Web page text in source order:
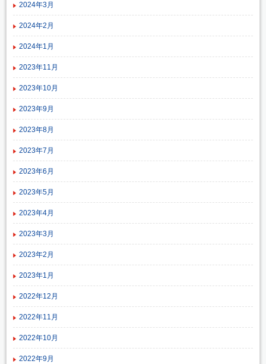
2024年3月
2024年2月
2024年1月
2023年11月
2023年10月
2023年9月
2023年8月
2023年7月
2023年6月
2023年5月
2023年4月
2023年3月
2023年2月
2023年1月
2022年12月
2022年11月
2022年10月
2022年9月